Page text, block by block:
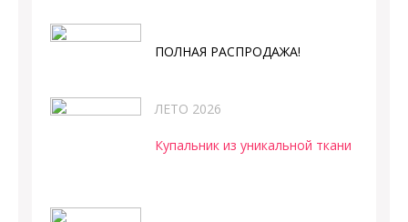
ПОЛНАЯ РАСПРОДАЖА!
ЛЕТО 2026
Купальник из уникальной ткани